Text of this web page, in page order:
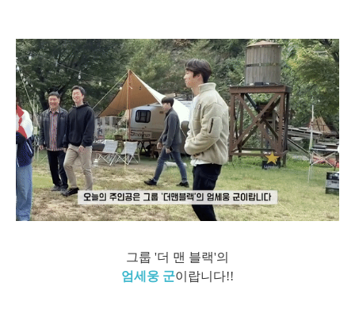
그룹 '더 맨 블랙'의
엄세웅 군이랍니다!!